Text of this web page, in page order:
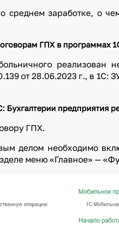
заработке, о
ГПХ в программах
реализован
от 28.06.2023 г., в 1С:
Бухгалтерии предприятия
ГПХ.
делом необходимо
меню «Главное» —